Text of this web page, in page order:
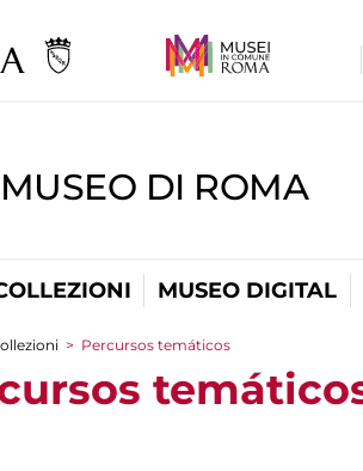
MUSEO DI ROMA
MUSEO DIGITAL
here
> Percursos temáticos